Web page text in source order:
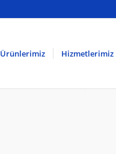
Ürünlerimiz Hizmetlerimiz